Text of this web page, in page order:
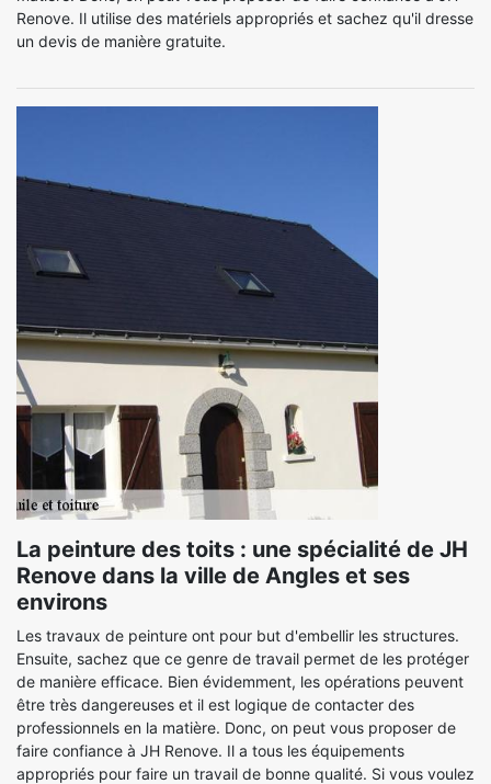
Renove. Il utilise des matériels appropriés et sachez qu'il dresse
un devis de manière gratuite.
La peinture des toits : une spécialité de JH
Renove dans la ville de Angles et ses
environs
Les travaux de peinture ont pour but d'embellir les structures.
Ensuite, sachez que ce genre de travail permet de les protéger
de manière efficace. Bien évidemment, les opérations peuvent
être très dangereuses et il est logique de contacter des
professionnels en la matière. Donc, on peut vous proposer de
faire confiance à JH Renove. Il a tous les équipements
appropriés pour faire un travail de bonne qualité. Si vous voulez